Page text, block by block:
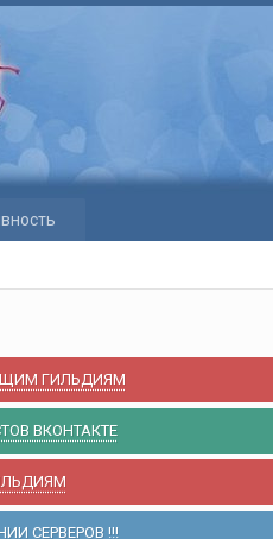
ГИЛЬДИЯМ
ВКОНТАКТЕ
СЕРВЕРОВ !!!